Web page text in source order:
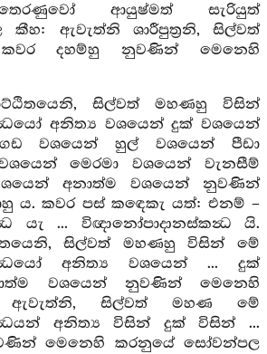
ආයුෂ්මත් සැරියුත්
ඇවැත්නි ශාරීපුත්‍රනි, සිල්වත්
දහම්හු නුවණින් මෙනෙහි
සිල්වත් මහණහු විසින්
අනිත්‍ය වශයෙන් දුක් වශයෙන්
වශයෙන් හුල් වශයෙන් පීඩා
මෙරමා වශයෙන් වැනසීම්
අනාත්ම වශයෙන් නුවණින්
ය. කවර පස් කඳෙකැ යත්: එනම් –
යැ ... විඥානෝපාදානස්කන්‍ධ යි.
සිල්වත් මහණහු විසින් මේ
අනිත්‍ය වශයෙන් ... දුක්
වශයෙන් නුවණින් මෙනෙහි
ඇවැත්නි, සිල්වත් මහණ මේ
අනිත්‍ය විසින් දුක් විසින් ...
මෙනෙහි කරනුයේ සෝවන්පල